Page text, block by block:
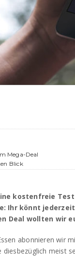
Mega-Deal
Blick
kostenfreie
Ihr könnt
Deal wollten wir
abonnieren wir
meist